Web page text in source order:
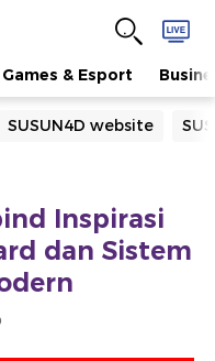
Games & Esport
SUSUN4D website
Inspirasi
dan Sistem